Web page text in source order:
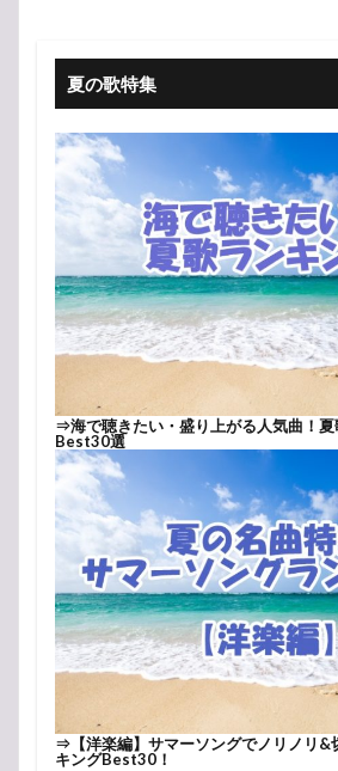
夏の歌特集
⇒海で聴きたい・盛り上がる人気曲！
Best30選
⇒ 【洋楽編】サマーソングでノリノリ
キングBest30！